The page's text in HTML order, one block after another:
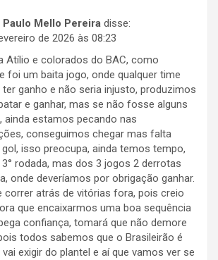
Paulo Mello Pereira disse:
de 2026 às 08:23
Atílio e colorados do BAC, como
foi um baita jogo, onde qualquer time
ter ganho e não seria injusto, produzimos
e ganhar, mas se não fosse alguns
ainda estamos pecando nas
conseguimos chegar mas falta
isso preocupa, ainda temos tempo,
rodada, mas dos 3 jogos 2 derrotas
onde deveríamos por obrigação ganhar.
correr atrás de vitórias fora, pois creio
que encaixarmos uma boa sequência
confiança, tomará que não demore
todos sabemos que o Brasileirão é
exigir do plantel e aí que vamos ver se